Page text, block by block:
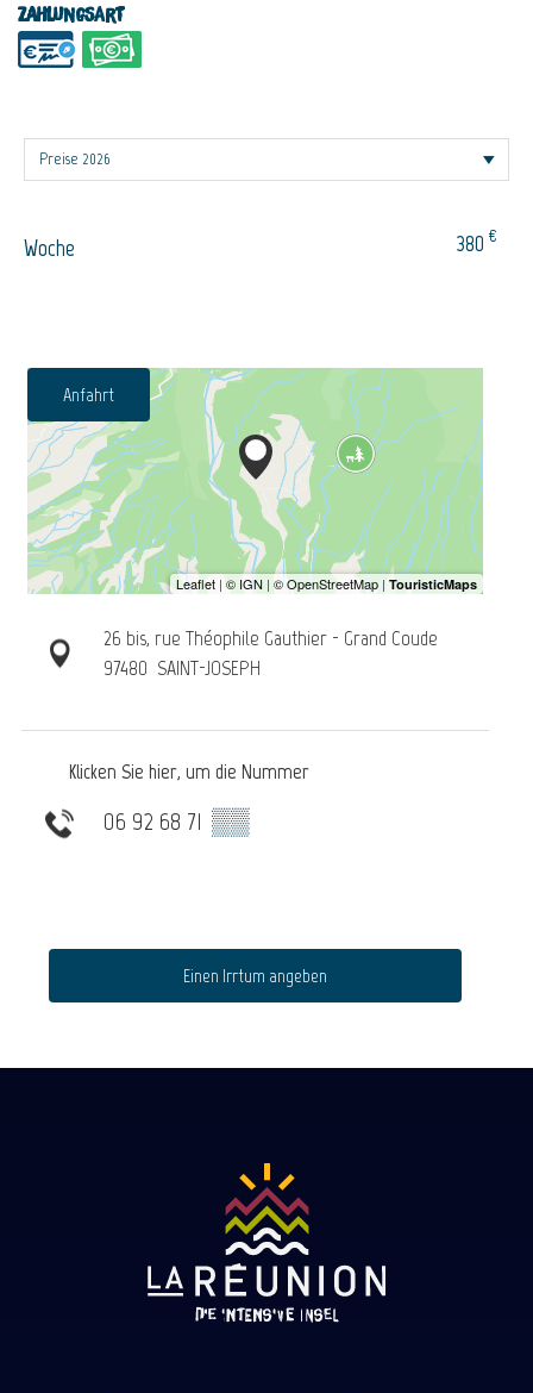
Zahlungsart
Woche 380 €
Anfahrt
26 bis, rue Théophile Gauthier - Grand Coude
97480 SAINT-JOSEPH
Klicken Sie hier, um die Nummer
06 92 68 71 ▒▒
Einen Irrtum angeben